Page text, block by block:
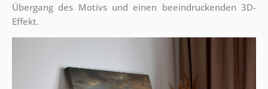
Übergang des Motivs und einen beeindruckenden 3D-
Effekt.